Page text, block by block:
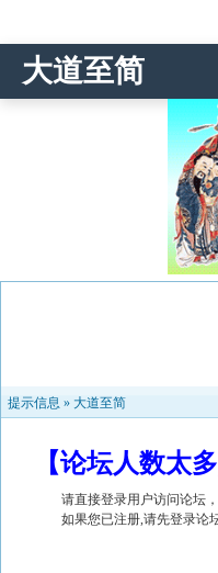
大道至简
提示信息 » 大道至简
【论坛人数太
请直接登录用户访问论坛
如果您已注册,请先登录论